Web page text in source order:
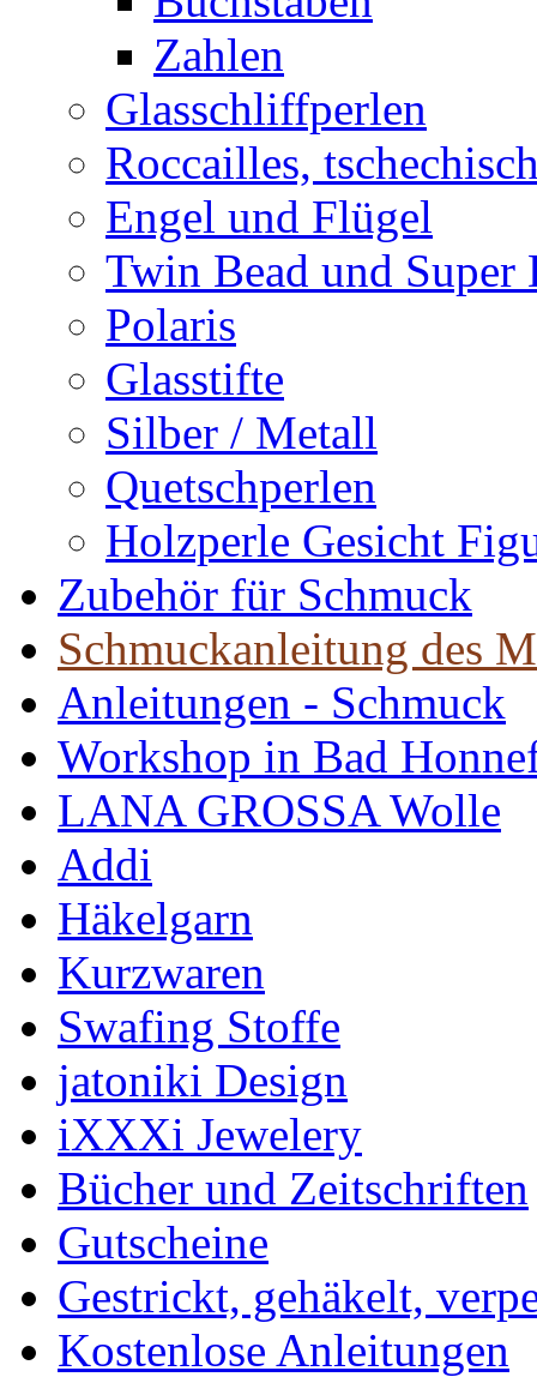
Zahlen
Glasschliffperlen
Roccailles,
Engel und Flügel
Twin Bead und Super
Polaris
Glasstifte
Silber / Metall
Quetschperlen
Holzperle Gesicht
Zubehör für Schmuck
Schmuckanleitung des
Anleitungen - Schmuck
Workshop in Bad
LANA GROSSA Wolle
Addi
Häkelgarn
Kurzwaren
Swafing Stoffe
jatoniki Design
iXXXi Jewelery
Bücher und Zeitschriften
Gutscheine
Gestrickt, gehäkelt,
Kostenlose Anleitungen